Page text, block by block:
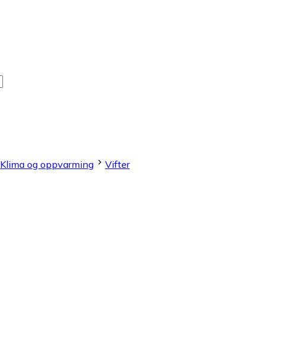
Klima og oppvarming Vifter